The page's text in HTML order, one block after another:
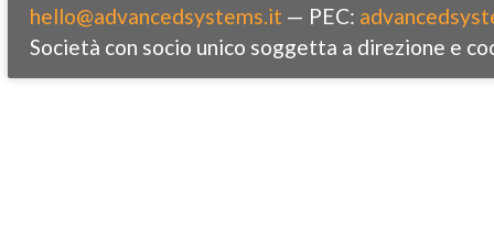
hello@advancedsystems.it — PEC:
Società con socio unico soggetta a direzione e